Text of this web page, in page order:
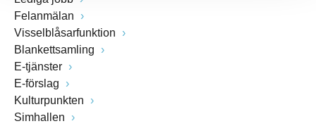
Felanmälan
Visselblåsarfunktion
Blankettsamling
E-tjänster
E-förslag
Kulturpunkten
Simhallen